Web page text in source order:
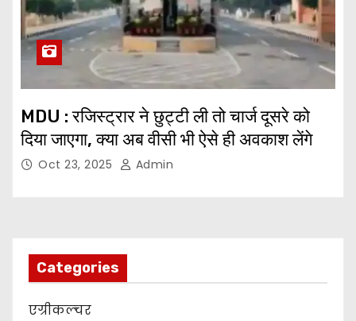
MDU : रजिस्ट्रार ने छुट्टी ली तो चार्ज दूसरे को
दिया जाएगा, क्या अब वीसी भी ऐसे ही अवकाश लेंगे
Oct 23, 2025 Admin
Categories
एग्रीकल्चर